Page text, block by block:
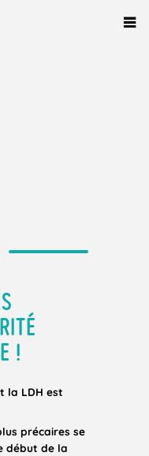
!
la LDH est
précaires se
début de la